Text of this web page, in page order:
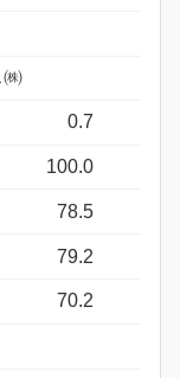
㈱
0.7
100.0
78.5
79.2
70.2